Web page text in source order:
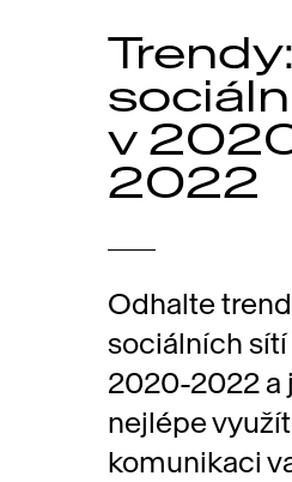
Trendy:
v
2022
Odhalte
sociálních
2020-2022 a
nejlépe
komunikaci